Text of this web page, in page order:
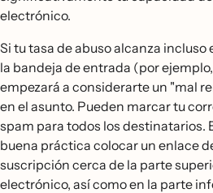
electrónico.
Si tu tasa de abuso alcanza incluso
la bandeja de entrada (por
empezará a considerarte un "mal
en el asunto. Pueden marcar tu
spam para todos los destinatarios.
buena práctica colocar un enlace
suscripción cerca de la parte
electrónico, así como en la parte